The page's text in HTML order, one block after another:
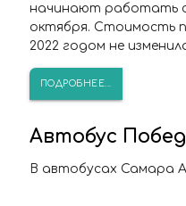
начинают работать с
октября. Стоимость
2022 годом не
ПОДРОБНЕЕ...
Автобус
В автобусах Самара